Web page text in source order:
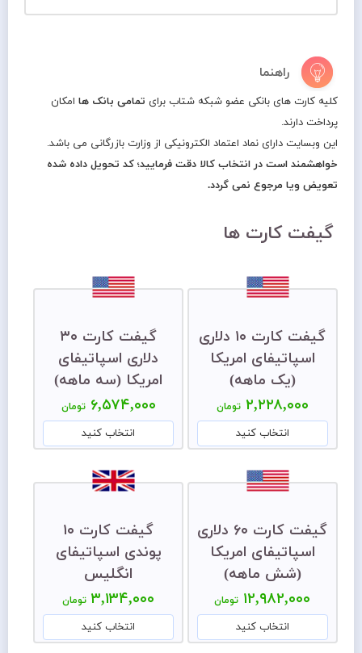
راهنما
کلیه کارت های بانکی عضو شبکه شتاب برای تمامی بانک ها امکان
پرداخت دارند.
این وبسایت دارای نماد اعتماد الکترونیکی از وزارت بازرگانی می باشد.
خواهشمند است در انتخاب کالا دقت فرمایید؛ کد تحویل داده شده
تعویض ویا مرجوع نمی گردد.
گیفت کارت ها
گیفت کارت ۱۰ دلاری
اسپاتیفای امریکا
(یک ماهه)
۲,۲۲۸,۰۰۰ تومان
انتخاب کنید
گیفت کارت ۳۰
دلاری اسپاتیفای
امریکا (سه ماهه)
۶,۵۷۴,۰۰۰ تومان
انتخاب کنید
گیفت کارت ۶۰ دلاری
اسپاتیفای امریکا
(شش ماهه)
۱۲,۹۸۲,۰۰۰ تومان
انتخاب کنید
گیفت کارت ۱۰
پوندی اسپاتیفای
انگلیس
۳,۱۳۴,۰۰۰ تومان
انتخاب کنید